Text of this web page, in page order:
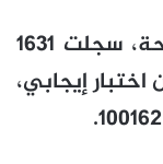
ووفق الحصيلة اليومية لوزارة الصحة، سجلت 1631
بعد 28 يوما من اختبار إيجابي،